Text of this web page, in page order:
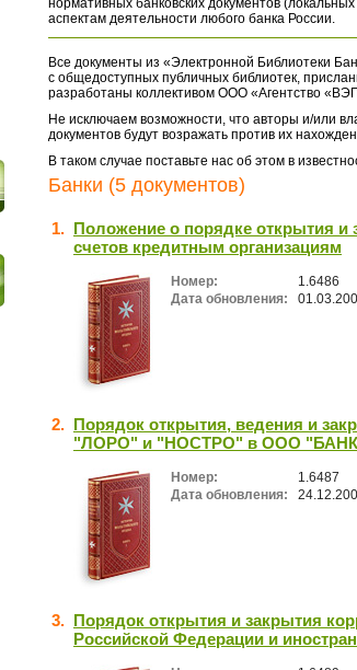
нормативных банковских документов
аспектам деятельности любого банка России.
Все документы из «Электронной Библиотеки
с общедоступных публичных библиотек,
разработаны коллективом ООО «Агентство
Не исключаем возможности, что авторы и/или
документов будут возражать против их
В таком случае поставьте нас об этом в
Банки (5 документов)
1. Положение о порядке открытия и
счетов кредитным организациям
Номер:
1.6486
Дата обновления:
2. Порядок открытия, ведения и
"ЛОРО" и "НОСТРО" в ООО "БАНК
Номер:
1.6487
Дата обновления:
3. Порядок открытия и закрытия
Российской Федерации и